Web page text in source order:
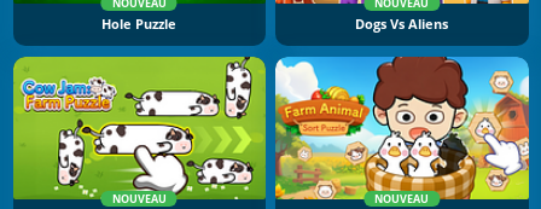
NOUVEAU
Hole Puzzle
NOUVEAU
Dogs Vs Aliens
NOUVEAU NOUVEAU